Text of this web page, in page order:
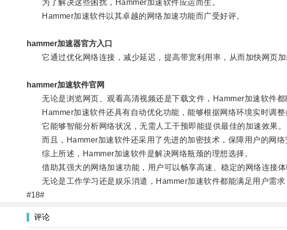
为了解决这些困扰，Hammer加速软件应运而生。
Hammer加速软件以其卓越的网络加速功能而广受好评。
hammer加速器官方入口
它通过优化网络连接，减少延迟，提高带宽利用率，从而加快网页加
hammer加速软件官网
无论是浏览网页、观看高清视频还是下载文件，Hammer加速软件都
Hammer加速软件还具有自动优化功能，能够根据网络环境实时调整
它能够智能分析网络状况，无需人工干预即能提供最佳的加速效果。
而且，Hammer加速软件还采用了先进的加密技术，保障用户的网络
综上所述，Hammer加速软件是解决网络瓶颈的理想选择。
借助其强大的网络加速功能，用户可以畅享高速、稳定的网络连接体
无论是工作学习还是娱乐消遣，Hammer加速软件都能满足用户需求
#18#
评论